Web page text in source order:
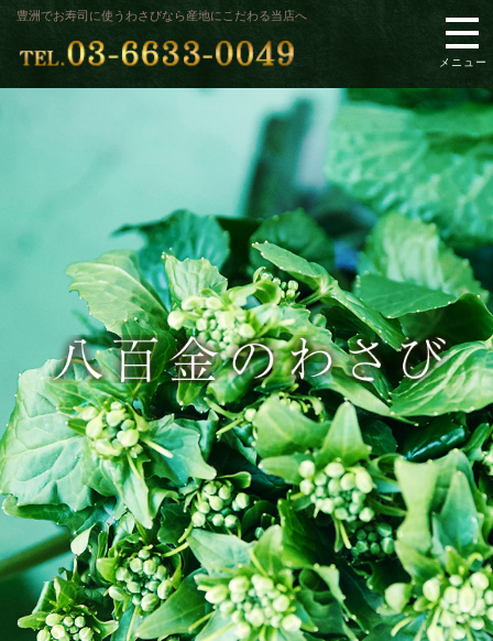
豊洲でお寿司に使うわさびなら産地にこだわる当店へ
メニュー